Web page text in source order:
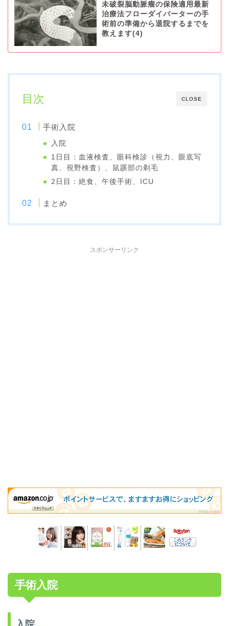
未破裂脳動脈瘤の保険適用最新
治療法フローダイバーターの手
術前の準備から退院するまでを
教えます(4)
CLOSE
目次
手術入院
入院
1日目：血液検査、眼科検診（視力、眼底写
真、視野検査）、鼠蹊部の剃毛
2日目：絶食、午後手術、ICU
まとめ
スポンサーリンク
手術入院